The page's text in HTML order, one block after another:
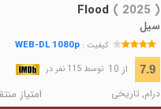
Flood ( 2025 )
سیل
کیفیت :WEB-DL 1080p
7.9 از 10 توسط 115 نفر در
درام, تاریخی امتیاز